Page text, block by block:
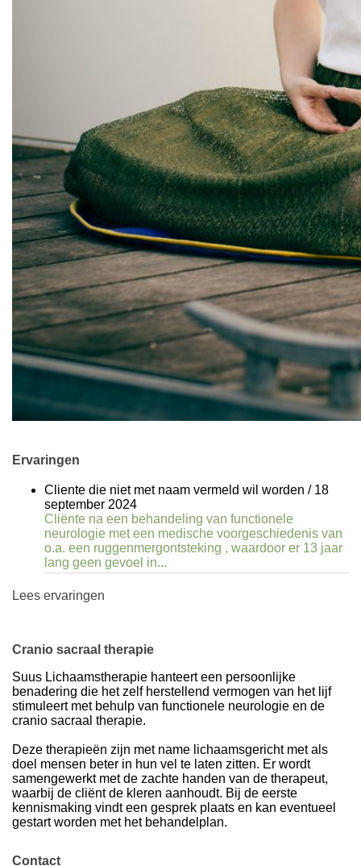
Ervaringen
Cliente die niet met naam vermeld wil worden / 18
september 2024
Cliënte na een behandeling van functionele
neurologie met een medische voorgeschiedenis van
o.a. een ruggenmergontsteking , waardoor er 13 jaar
lang geen gevoel in...
Lees ervaringen
Cranio sacraal therapie
Suus Lichaamstherapie hanteert een persoonlijke
benadering die het zelf herstellend vermogen van het lijf
stimuleert met behulp van functionele neurologie en de
cranio sacraal therapie.
Deze therapieën zijn met name lichaamsgericht met als
doel mensen beter in hun vel te laten zitten. Er wordt
samengewerkt met de zachte handen van de therapeut,
waarbij de cliënt de kleren aanhoudt. Bij de eerste
kennismaking vindt een gesprek plaats en kan eventueel
gestart worden met het behandelplan.
Contact